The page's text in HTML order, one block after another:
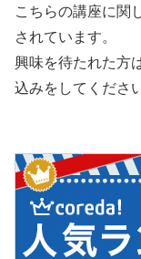
こちらの講座に関
されています。
興味を待たれた方
込みをしてくださ